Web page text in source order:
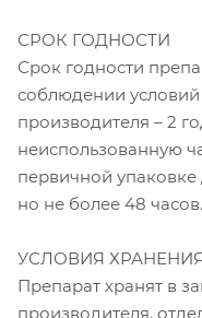
СРОК ГОДНОСТИ
Срок годности
соблюдении
производителя – 2
неиспользованную
первичной
но не более 48 часов.
УСЛОВИЯ
Препарат хранят в
производителя,